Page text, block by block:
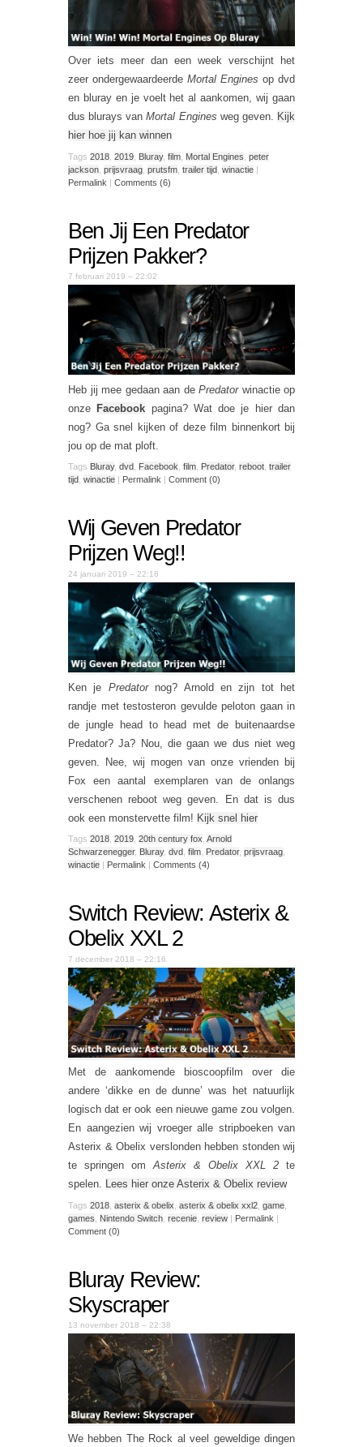
Over iets meer dan een week verschijnt het
zeer ondergewaardeerde Mortal Engines op dvd
en bluray en je voelt het al aankomen, wij gaan
dus blurays vanMortal Engines weg geven. Kijk
hier hoe jij kan winnen
Tags 2018 2019 Bluray, film Mortal Engines peter
jackson prijsvraag prutsfm trailer tijd winactie |
Permalink | Comments (6)
Ben Jij Een Predator
Prijzen Pakker?
7 februari 2019 – 22:02
Heb jij mee gedaan aan de Predatorwinactie op
onze Facebook pagina? Wat doe je hier dan
nog? Ga snel kijken of deze film binnenkort bij
jou op de mat ploft.
Tags Bluray, dvd, Facebook, film, Predator, reboot, trailer
tijd, winactie Permalink Comment (0)
Wij Geven Predator
Prijzen Weg!!
24 januari 2019 – 22:18
Ken je Predatornog? Arnold en zijn tot het
randje met testosteron gevulde peloton gaan in
de jungle head to head met de buitenaardse
Predator? Ja? Nou, die gaan we dus niet weg
geven. Nee, wij mogen van onze vrienden bij
Fox een aantal exemplaren van de onlangs
verschenen reboot weg geven. En dat is dus
ook een monstervette film! Kijk snel hier
Tags 2018 2019 20th century fox Arnold
Schwarzenegger, Bluray, dvd film Predator, prijsvraag
winactie | Permalink | Comments (4)
Switch Review: Asterix &
Obelix XXL 2
7 december 2018 – 22:16
Met de aankomende bioscoopfilm over die
andere ‘dikke en de dunne’ was het natuurlijk
logisch dat er ook een nieuwe game zou volgen.
En aangezien wij vroeger alle stripboeken van
Asterix & Obelix verslonden hebben stonden wij
te springen omAsterix & Obelix XXL 2 te
spelen. Lees hier onze Asterix & Obelix review
Tags 2018 asterix & obelix asterix & obelix xxl2 game
games
Nintendo Switch recenie review | Permalink |
Comment (0)
Bluray Review:
Skyscraper
13 november 2018 – 22:38
We hebben The Rock al veel geweldige dingen